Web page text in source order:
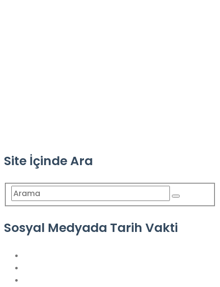
Site İçinde Ara
Sosyal Medyada Tarih Vakti